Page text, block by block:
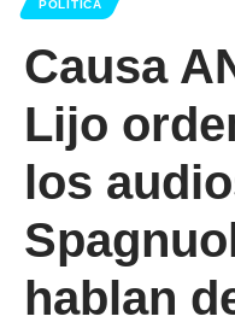
POLÍTICA
Causa
Lijo
los
hablan